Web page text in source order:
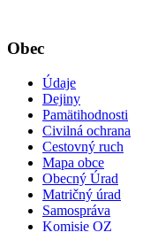
Obec
Údaje
Dejiny
Pamätihodnosti
Civilná ochrana
Cestovný ruch
Mapa obce
Obecný Úrad
Matričný úrad
Samospráva
Komisie OZ